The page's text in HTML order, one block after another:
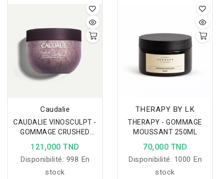
illumine la peau tout en
délicatement de notes
sucrées de bois de
santal et de vanille.
révèle une peau lisse et
Caudalie
CAUDALIE VINOSCULPT -
GOMMAGE CRUSHED
CABERNET 250G
121,000 TND
Disponibilité: 998 En
stock
THERAPY BY LK
THERAPY - GOMMAGE
MOUSSANT 250ML
70,000 TND
Disponibilité: 1000 En
stock